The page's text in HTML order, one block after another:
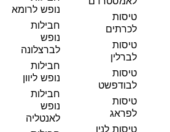
טיסות
לכרתים
טיסות
לברלין
טיסות
לבודפשט
טיסות
לפראג
טיסות לניו
נופש לרומא
חבילות
נופש
לברצלונה
חבילות
נופש ליוון
חבילות
נופש
לאנטליה